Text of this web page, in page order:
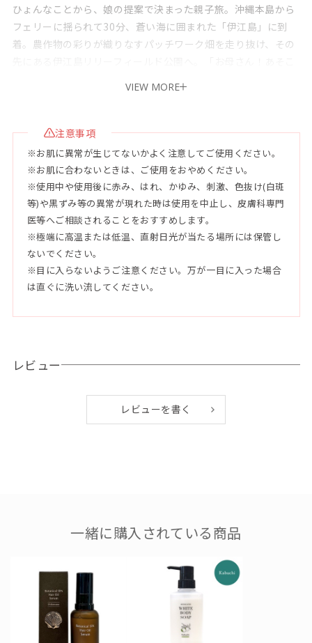
ひょんなことから、娘の提案で決まった親子旅。沖縄本島から
フェリーに揺られて30分、蒼い海に囲まれた「伊江島」に到
着。農作物の彩りが織りなすパッチワーク畑を走り抜け、その
澄んだ空気と相まって心にすーっと沁みわたり、思わず親子で
笑みがこぼれた。島の恵みとユリの美しさをそのまま束ねた、
私と娘の特別な思い出の香り。ぜひご香味ください。
●特徴
①殺菌効果のある薬用デオドラント成分（※1）が、皮脂や汗
による頭皮のニオイの原因菌を抑制。気になるニオイを元から
防ぎ、清潔で健やかな頭皮環境を保ちます。
②“生薬の王”と呼ばれる甘草由来の有効成分（※2）が、頭皮
の荒れを防ぎ、すこやかな状態をキープ。さらに加水分解ケラ
③与那国産の天然化石サンゴを原料としたアパタイトが、頭皮
の皮脂や汚れをやさしく吸着してすっきり洗浄。さらにクロレ
ラエキスやアロエエキス、ノニ果汁など10種の沖縄美容成分
が、うるおいを与えながら頭皮環境を健やかに整えます。 清潔
でみずみずしい、すこやかな髪・頭皮へ導きます。
●配合成分
【有効成分】イソプロピルメチルフェノール、グリチルリチン
酸ジカリウム
VIEW MORE
注意事項
※お肌に異常が生じてないかよく注意してご使用ください。
※お肌に合わないときは、ご使用をおやめください。
※使用中や使用後に赤み、はれ、かゆみ、刺激、色抜け(白斑
等)や黒ずみ等の異常が現れた時は使用を中止し、皮膚科専門
医等へご相談されることをおすすめします。
※極端に高温または低温、直射日光が当たる場所には保管し
ないでください。
※目に入らないようご注意ください。万が一目に入った場合
は直ぐに洗い流してください。
レビュー
レビューを書く
一緒に購入されている商品